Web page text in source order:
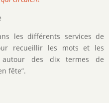
les différents services de
recueillir les mots et les
autour des dix termes de
fête”.